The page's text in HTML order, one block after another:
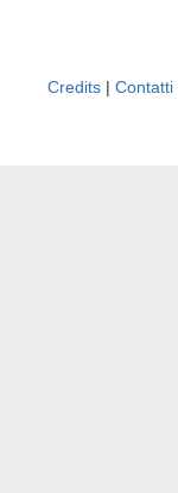
Credits | Contatti